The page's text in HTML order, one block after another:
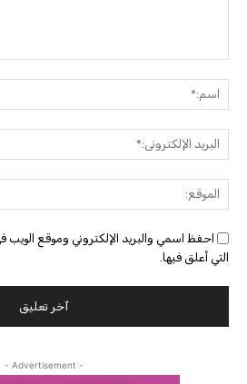
احفظ اسمي والبريد الإلكتروني وموقع الويب
التي أعلق فيها.
- Advertisement -